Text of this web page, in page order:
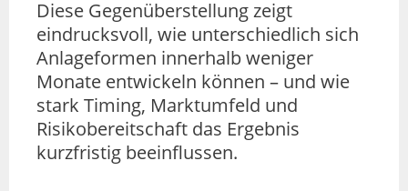
Diese Gegenüberstellung zeigt
eindrucksvoll, wie unterschiedlich sich
Anlageformen innerhalb weniger
Monate entwickeln können – und wie
stark Timing, Marktumfeld und
Risikobereitschaft das Ergebnis
kurzfristig beeinflussen.